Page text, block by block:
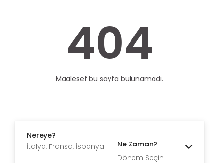
404
Maalesef bu sayfa bulunamadı.
Nereye?
Ne Zaman?
Dönem Seçin